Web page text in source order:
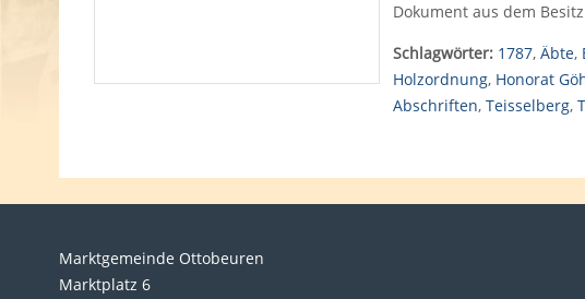
Dokument aus dem
Schlagwörter: 1787, Äbte,
Holzordnung, Honorat
Abschriften, Teisselberg,
Marktgemeinde Ottobeuren
Marktplatz 6